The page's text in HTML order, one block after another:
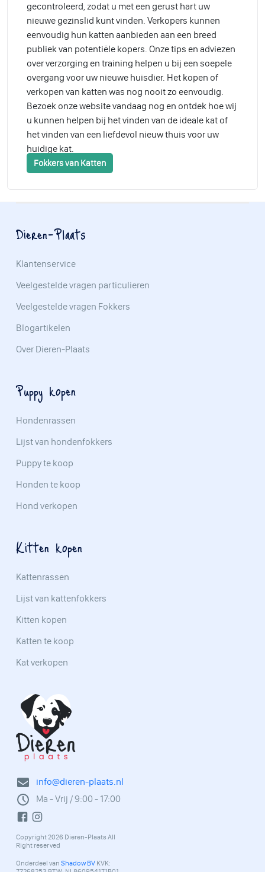
gecontroleerd, zodat u met een gerust hart uw
nieuwe gezinslid kunt vinden. Verkopers kunnen
eenvoudig hun katten aanbieden aan een breed
publiek van potentiële kopers. Onze tips en adviezen
over verzorging en training helpen u bij een soepele
overgang voor uw nieuwe huisdier. Het kopen of
verkopen van katten was nog nooit zo eenvoudig.
Bezoek onze website vandaag nog en ontdek hoe wij
u kunnen helpen bij het vinden van de ideale kat of
het vinden van een liefdevol nieuw thuis voor uw
huidige kat.
Fokkers van Katten
info@dieren-plaats.nl
Ma - Vrij / 9:00 - 17:00
Copyright 2026 Dieren-Plaats All
Right reserved
Onderdeel van Shadow BV KVK:
Dieren-Plaats
Klantenservice
Veelgestelde vragen particulieren
Veelgestelde vragen Fokkers
Blogartikelen
Over Dieren-Plaats
Puppy kopen
Hondenrassen
Lijst van hondenfokkers
Puppy te koop
Honden te koop
Hond verkopen
Kitten kopen
Kattenrassen
Lijst van kattenfokkers
Kitten kopen
Katten te koop
Kat verkopen